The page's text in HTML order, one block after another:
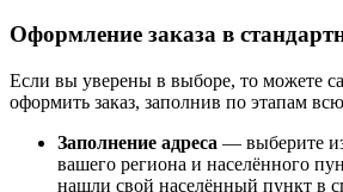
Оформление заказа в
Если вы уверены в выборе, то можете
оформить заказ, заполнив по этапам
Заполнение адреса — выберите
вашего региона и населённого
нашли свой населённый пункт в